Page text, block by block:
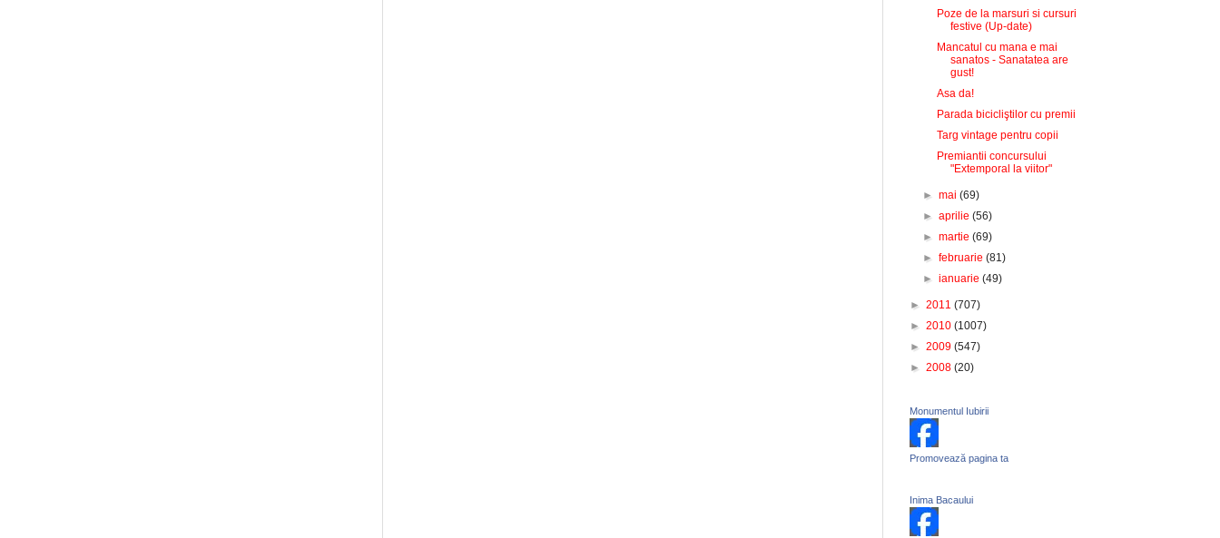
Poze de la marsuri si cursuri
festive (Up-date)
Mancatul cu mana e mai
sanatos - Sanatatea are
gust!
Asa da!
Parada bicicliştilor cu premii
Targ vintage pentru copii
Premiantii concursului
"Extemporal la viitor"
►mai(69)
►aprilie(56)
►martie(69)
►februarie(81)
►ianuarie(49)
► 2011 (707)
► 2010 (1007)
► 2009 (547)
► 2008 (20)
Monumentul Iubirii
Promovează pagina ta
Inima Bacaului